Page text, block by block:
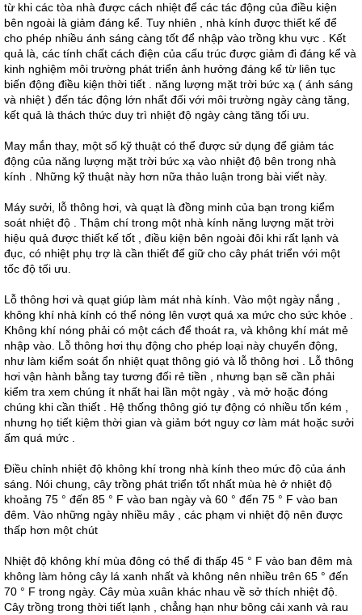
từ khi các tòa nhà được cách nhiệt để các tác động của điều kiện
bên ngoài là giảm đáng kể. Tuy nhiên , nhà kính được thiết kế để
cho phép nhiều ánh sáng càng tốt để nhập vào trồng khu vực . Kết
quả là, các tính chất cách điện của cấu trúc được giảm đi đáng kể và
kinh nghiệm môi trường phát triển ảnh hưởng đáng kể từ liên tục
biến động điều kiện thời tiết . năng lượng mặt trời bức xạ ( ánh sáng
và nhiệt ) đến tác động lớn nhất đối với môi trường ngày càng tăng,
kết quả là thách thức duy trì nhiệt độ ngày càng tăng tối ưu.
May mắn thay, một số kỹ thuật có thể được sử dụng để giảm tác
động của năng lượng mặt trời bức xạ vào nhiệt độ bên trong nhà
kính . Những kỹ thuật này hơn nữa thảo luận trong bài viết này.
Máy sưởi, lỗ thông hơi, và quạt là đồng minh của bạn trong kiểm
soát nhiệt độ . Thậm chí trong một nhà kính năng lượng mặt trời
hiệu quả được thiết kế tốt , điều kiện bên ngoài đôi khi rất lạnh và
đục, có nhiệt phụ trợ là cần thiết để giữ cho cây phát triển với một
tốc độ tối ưu.
Lỗ thông hơi và quạt giúp làm mát nhà kính. Vào một ngày nắng ,
không khí nhà kính có thể nóng lên vượt quá xa mức cho sức khỏe .
Không khí nóng phải có một cách để thoát ra, và không khí mát mẻ
nhập vào. Lỗ thông hơi thụ động cho phép loại này chuyển động,
như làm kiểm soát ổn nhiệt quạt thông gió và lỗ thông hơi . Lỗ thông
hơi vận hành bằng tay tương đối rẻ tiền , nhưng bạn sẽ cần phải
kiểm tra xem chúng ít nhất hai lần một ngày , và mở hoặc đóng
chúng khi cần thiết . Hệ thống thông gió tự động có nhiều tốn kém ,
nhưng họ tiết kiệm thời gian và giảm bớt nguy cơ làm mát hoặc sưởi
ấm quá mức .
Điều chỉnh nhiệt độ không khí trong nhà kính theo mức độ của ánh
sáng. Nói chung, cây trồng phát triển tốt nhất mùa hè ở nhiệt độ
khoảng 75 ° đến 85 ° F vào ban ngày và 60 ° đến 75 ° F vào ban
đêm. Vào những ngày nhiều mây , các phạm vi nhiệt độ nên được
thấp hơn một chút
Nhiệt độ không khí mùa đông có thể đi thấp 45 ° F vào ban đêm mà
không làm hỏng cây lá xanh nhất và không nên nhiều trên 65 ° đến
70 ° F trong ngày. Cây mùa xuân khác nhau về sở thích nhiệt độ.
Cây trồng trong thời tiết lạnh , chẳng hạn như bông cải xanh và rau